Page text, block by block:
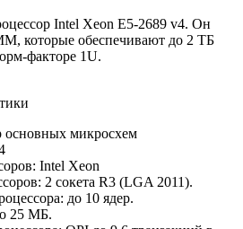
Intel Xeon E5-2689 v4. Он
которые обеспечивают до 2 ТБ
факторе 1U.
основных микросхем
Intel Xeon
2 сокета R3 (LGA 2011).
до 10 ядер.
25 МБ.